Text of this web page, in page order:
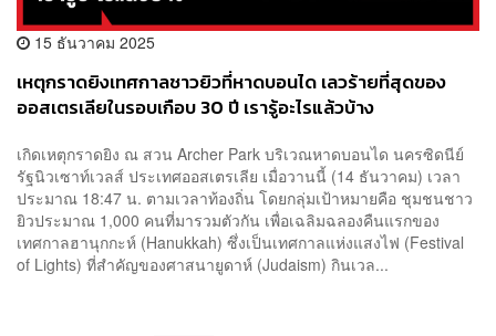
15 ธันวาคม 2025
เหตุกราดยิงเทศกาลชาวยิวที่หาดบอนได เลวร้ายที่สุดของ
ออสเตรเลียในรอบเกือบ 30 ปี เรารู้อะไรแล้วบ้าง
เกิดเหตุกราดยิง ณ สวน Archer Park บริเวณหาดบอนได นครซิดนีย์
รัฐนิวเซาท์เวลส์ ประเทศออสเตรเลีย เมื่อวานนี้ (14 ธันวาคม) เวลา
ประมาณ 18:47 น. ตามเวลาท้องถิ่น โดยกลุ่มเป้าหมายคือ ชุมชนชาว
ยิวประมาณ 1,000 คนที่มารวมตัวกัน เพื่อเฉลิมฉลองคืนแรกของ
เทศกาลฮานุกกะห์ (Hanukkah) ซึ่งเป็นเทศกาลแห่งแสงไฟ (Festival
of Lights) ที่สำคัญของศาสนายูดาห์ (Judaism) กินเวล...